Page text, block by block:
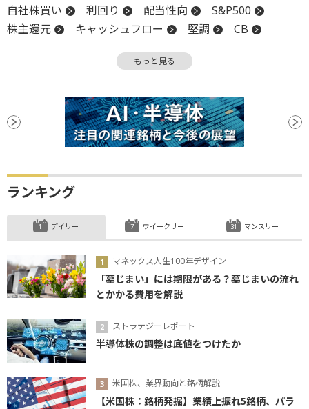
自社株買い
利回り 配当性向
S&P500
株主還元
キャッシュフロー 堅調
CB
もっと見る
ランキング
デイリー
マネックス人生100年デザイン
「墓じまい」には期限がある？墓じまいの流れ
とかかる費用を解説
ストラテジーレポート
半導体株の調整は底値をつけたか
米国株、業界動向と銘柄解説
【米国株：銘柄発掘】業績上振れ5銘柄、パラ
ウイークリー マンスリー